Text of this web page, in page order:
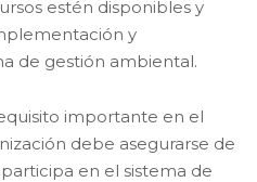
estén disponibles y
y
de gestión ambiental.
importante en el
debe asegurarse de
en el sistema de